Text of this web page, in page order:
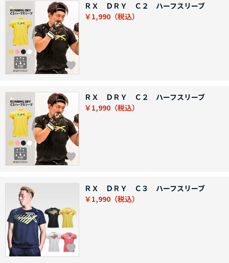
ＲＸ ＤＲＹ Ｃ２ ハーフスリーブ
￥1,990
ＲＸ ＤＲＹ Ｃ２ ハーフスリーブ
￥1,990
ＲＸ ＤＲＹ Ｃ３ ハーフスリーブ
￥1,990